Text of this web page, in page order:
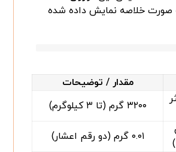
صورت خلاصه نمایش داده شده
مقدار / توضیحات
۳۲۰۰ گرم (تا ۳ کیلوگرم)
۰.۰۱ گرم (دو رقم اعشار)